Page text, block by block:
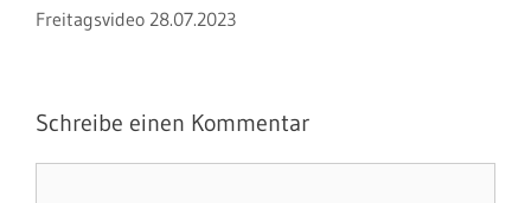
Freitagsvideo 28.07.2023
Schreibe einen Kommentar